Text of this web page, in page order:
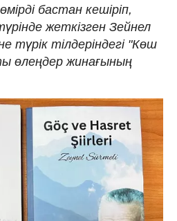
бастан кешіріп,
жеткізген Зейнел
түрік тілдеріндегі "Көш
өлеңдер жинағының